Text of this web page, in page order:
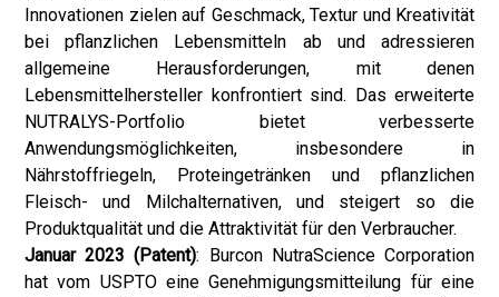
Innovationen zielen auf Geschmack, Textur und Kreativität
bei pflanzlichen Lebensmitteln ab und adressieren
allgemeine Herausforderungen, mit denen
Lebensmittelhersteller konfrontiert sind. Das erweiterte
NUTRALYS-Portfolio bietet verbesserte
Anwendungsmöglichkeiten, insbesondere in
Nährstoffriegeln, Proteingetränken und pflanzlichen
Fleisch- und Milchalternativen, und steigert so die
Produktqualität und die Attraktivität für den Verbraucher.
Januar 2023 (Patent): Burcon NutraScience Corporation
hat vom USPTO eine Genehmigungsmitteilung für eine